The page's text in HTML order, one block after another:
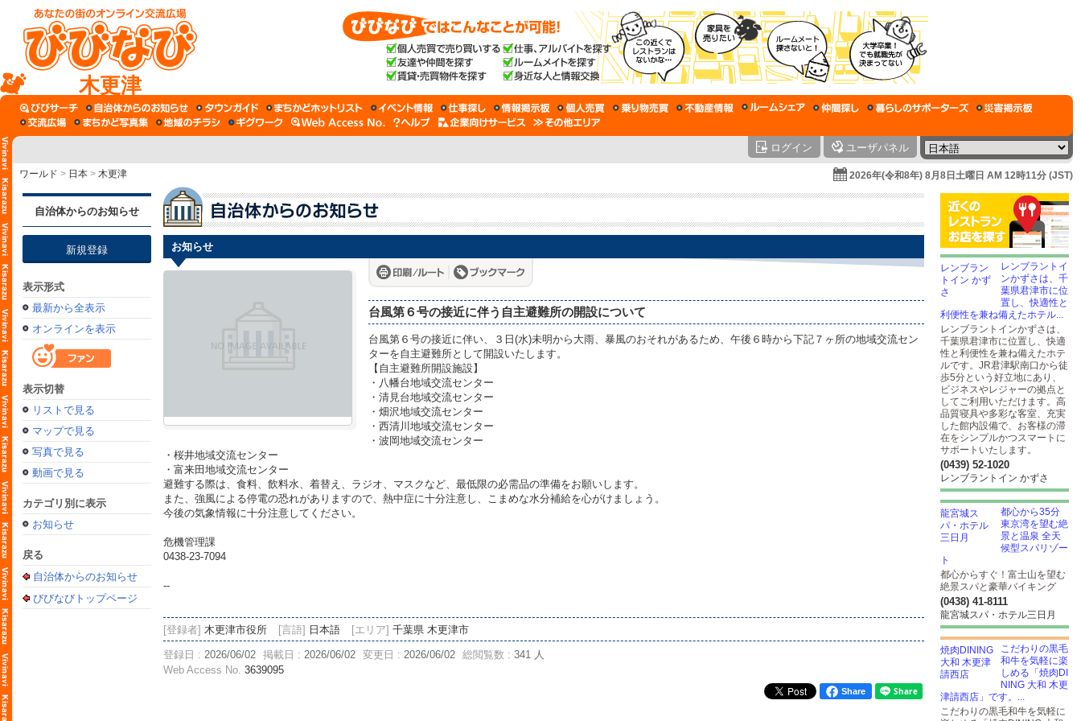
木更津
ログイン ユーザパネル
ワールド > 日本 > 木更津 2026年(令和8年) 8月8日土曜日 AM 12時11分 (JST)
自治体からのお知らせ
新規登録
表示形式
最新から全表示
オンラインを表示
表示切替
リストで見る
マップで見る
写真で見る
動画で見る
カテゴリ別に表示
お知らせ
戻る
自治体からのお知らせ
びびなびトップページ
お知らせ
台風第６号の接近に伴う自主避難所の開設について
台風第６号の接近に伴い、３日(水)未明から大雨、暴風のおそれがあるため、午後６時から下記７ヶ所の地域交流セン
ターを自主避難所として開設いたします。
【自主避難所開設施設】
・八幡台地域交流センター
・清見台地域交流センター
・畑沢地域交流センター
・西清川地域交流センター
・波岡地域交流センター
・桜井地域交流センター
・富来田地域交流センター
避難する際は、食料、飲料水、着替え、ラジオ、マスクなど、最低限の必需品の準備をお願いします。
また、強風による停電の恐れがありますので、熱中症に十分注意し、こまめな水分補給を心がけましょう。
今後の気象情報に十分注意してください。
危機管理課
0438-23-7094
--
[登録者] 木更津市役所 [言語] 日本語 [エリア] 千葉県 木更津市
登録日 : 2026/06/02 掲載日 : 2026/06/02 変更日 : 2026/06/02 総閲覧数 : 341 人
Web Access No. 3639095
Share
レンブラントイ
ンかずさは、千
葉県君津市に位
置し、快適性と
利便性を兼ね備えたホテル...
レンブラントインかずさは、
千葉県君津市に位置し、快適
性と利便性を兼ね備えたホテ
ルです。JR君津駅南口から徒
歩5分という好立地にあり、
ビジネスやレジャーの拠点と
してご利用いただけます。高
品質寝具や多彩な客室、充実
した館内設備で、お客様の滞
在をシンプルかつスマートに
サポートいたします。
(0439) 52-1020
レンブラントイン かずさ
都心から35分
東京湾を望む絶
景と温泉 全天
候型スパリゾー
ト
都心からすぐ！富士山を望む
絶景スパと豪華バイキング
(0438) 41-8111
龍宮城スパ・ホテル三日月
こだわりの黒毛
和牛を気軽に楽
しめる「焼肉DI
NING 大和 木更
津請西店」です。...
こだわりの黒毛和牛を気軽に